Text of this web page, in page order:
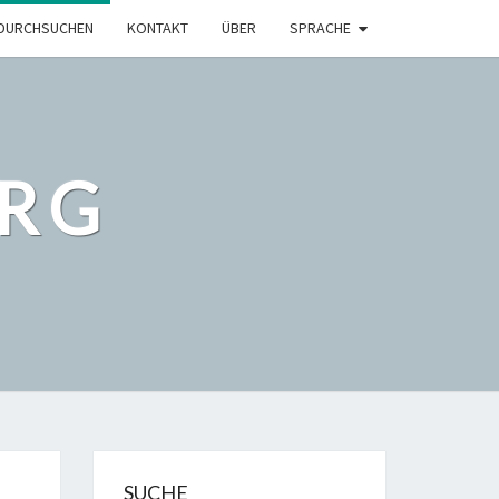
KONTAKT ÜBER SPRACHE
SUCHE